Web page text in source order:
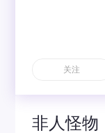
非人怪物
关注